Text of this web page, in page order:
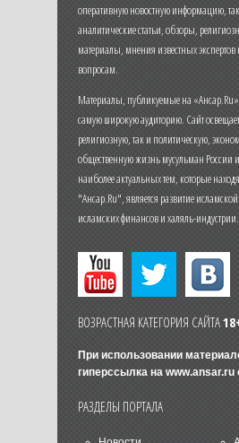
оперативную новостную информацию,
аналитические статьи, обзоры,
материалы, мнения известных
вопросам.
Материалы, публикуемые на
самую широкую аудиторию. Сайт
религиозную, так и политическую,
общественную жизнь мусульман России
наиболее актуальных тем, которые
"Ансар.Ru", является развитие
исламских финансов и халяль-индустрии.
ВОЗРАСТНАЯ КАТЕГОРИЯ САЙТА
При использовании
гиперссылка на www.ansar.ru
РАЗДЕЛЫ ПОРТАЛА